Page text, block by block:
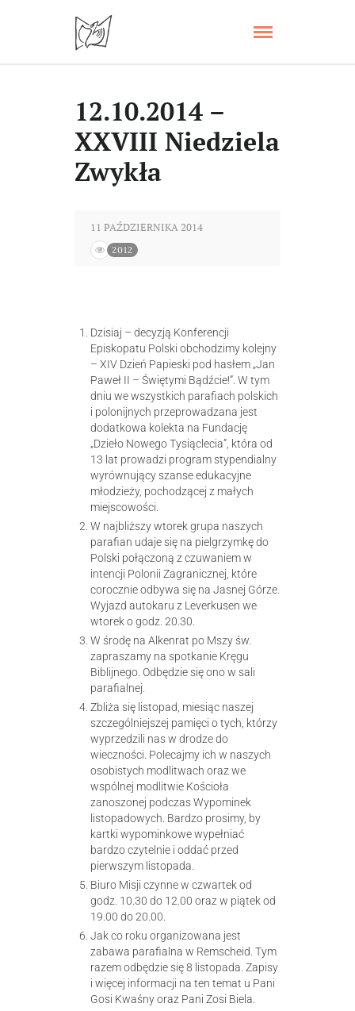
12.10.2014 –
XXVIII Niedziela
Zwykła
11 PAŹDZIERNIKA 2014
2012
Dzisiaj – decyzją Konferencji
Episkopatu Polski obchodzimy kolejny
– XIV Dzień Papieski pod hasłem „Jan
Paweł II – Świętymi Bądźcie!”. W tym
dniu we wszystkich parafiach polskich
i polonijnych przeprowadzana jest
dodatkowa kolekta na Fundację
„Dzieło Nowego Tysiąclecia”, która od
13 lat prowadzi program stypendialny
wyrównujący szanse edukacyjne
młodzieży, pochodzącej z małych
miejscowości.
W najbliższy wtorek grupa naszych
parafian udaje się na pielgrzymkę do
Polski połączoną z czuwaniem w
intencji Polonii Zagranicznej, które
corocznie odbywa się na Jasnej Górze.
Wyjazd autokaru z Leverkusen we
wtorek o godz. 20.30.
W środę na Alkenrat po Mszy św.
zapraszamy na spotkanie Kręgu
Biblijnego. Odbędzie się ono w sali
parafialnej.
Zbliża się listopad, miesiąc naszej
szczególniejszej pamięci o tych, którzy
wyprzedzili nas w drodze do
wieczności. Polecajmy ich w naszych
osobistych modlitwach oraz we
wspólnej modlitwie Kościoła
zanoszonej podczas Wypominek
listopadowych. Bardzo prosimy, by
kartki wypominkowe wypełniać
bardzo czytelnie i oddać przed
pierwszym listopada.
Biuro Misji czynne w czwartek od
godz. 10.30 do 12.00 oraz w piątek od
19.00 do 20.00.
Jak co roku organizowana jest
zabawa parafialna w Remscheid. Tym
razem odbędzie się 8 listopada. Zapisy
i więcej informacji na ten temat u Pani
Gosi Kwaśny oraz Pani Zosi Biela.